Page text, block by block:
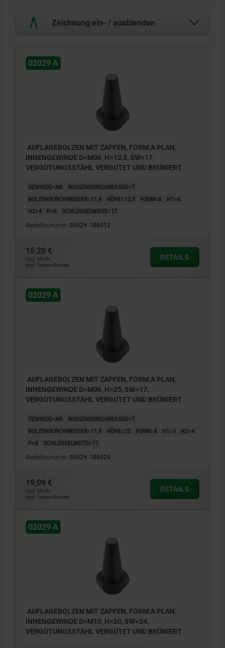
Zeichnung ein- / ausblenden
02029 A
AUFLAGEBOLZEN MIT ZAPFEN, FORM:A PLAN,
INNENGEWINDE D=M06, H=12,5, SW=17,
VERGÜTUNGSSTAHL VERGÜTET UND BRÜNIERT
GEWINDE=M6 AUSSENDURCHMESSER=7
BOLZENDURCHMESSER=11,9
HÖHE=12,5 FORM=A
H1=4
H2=4
P=6 SCHLÜSSELWEITE=17
Bestellnummer: 02029-106012
15,20 €
zzgl. MwSt.
zzgl. Versandkosten
DETAILS
02029 A
AUFLAGEBOLZEN MIT ZAPFEN, FORM:A PLAN,
INNENGEWINDE D=M06, H=25, SW=17,
VERGÜTUNGSSTAHL VERGÜTET UND BRÜNIERT
GEWINDE=M6 AUSSENDURCHMESSER=7
BOLZENDURCHMESSER=11,9
HÖHE=25 FORM=A H1=4
H2=4
P=6
SCHLÜSSELWEITE=17
Bestellnummer: 02029-106025
19,09 €
zzgl. MwSt.
zzgl. Versandkosten
DETAILS
02029 A
AUFLAGEBOLZEN MIT ZAPFEN, FORM:A PLAN,
INNENGEWINDE D=M10, H=20, SW=24,
VERGÜTUNGSSTAHL VERGÜTET UND BRÜNIERT